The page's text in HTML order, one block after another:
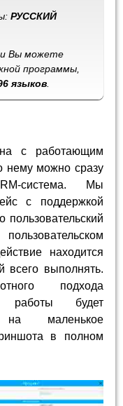
РУССКИЙ
Вы можете
программы,
языков.
с работающим
нему можно сразу
система. Мы
с поддержкой
пользовательский
находится
всего выполнять.
подхода
работы будет
на маленькое
в полном